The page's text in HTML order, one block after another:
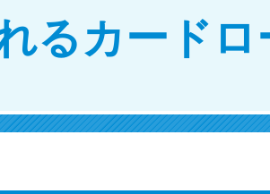
るカードロ